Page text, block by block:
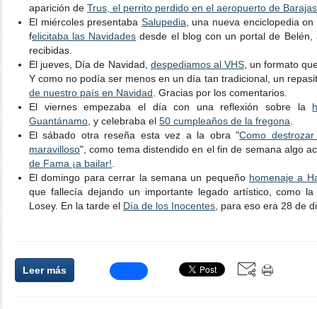
aparición de Trus, el perrito perdido en el aeropuerto de Barajas
El miércoles presentaba Salupedia , una nueva enciclopedia
felicitaba las Navidades desde el blog con un portal de Belén,
recibidas.
El jueves, Día de Navidad, despediamos al VHS, un formato
Y como no podía ser menos en un día tan tradicional, un
de nuestro país en Navidad . Gracias por los comentarios.
El viernes empezaba el día con una reflexión sobre la
Guantánamo , y celebraba el 50 cumpleaños de la fregona
El sábado otra reseña esta vez a la obra "Como
maravilloso", como tema distendido en el fin de semana algo
de Fama ¡a bailar!
El domingo para cerrar la semana un pequeño homenaje a
que fallecía dejando un importante legado artístico, como
Losey. En la tarde el Día de los Inocentes , para eso era 28 de
Leer más